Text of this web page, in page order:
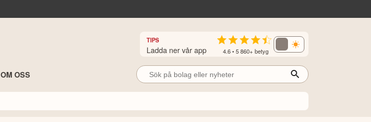
TIPS
Ladda ner vår app 4.6 • 5 860+ betyg
OM OSS